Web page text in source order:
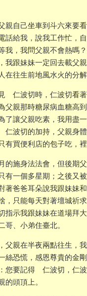
親自己坐車到斗六來要
話給我，說我工作忙，
我，我問父親不會熱嗎
我跟妹妹一定回去載父
往生前地風水火的分解
仁波切時，仁波切看
親那時糖尿病血糖高
了讓父親吃素，我用盡
波切的加持，父親身
買便利店的包子吃，
施身法法會，但後期
有一個多星期；之後又
著爸爸耳朵說我跟妹
，只能每天對著壇城
指示我跟妹妹在道場拜
、小弟住臺北。
父親在半夜兩點往生
絲恐慌，感恩尊貴的
您要記得 仁波切，
頭頂上。